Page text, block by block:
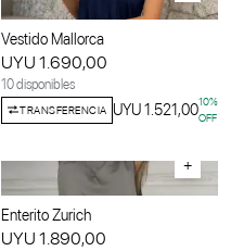
Vestido Mallorca
UYU 1.690,00
10 disponibles
TRANSFERENCIA UYU 1.521,0010%
OFF
+
Enterito Zurich
UYU 1.890,00